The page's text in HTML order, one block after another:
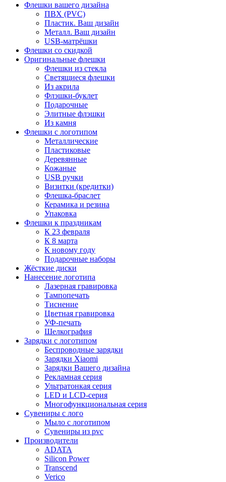
Флешки вашего дизайна
ПВХ (PVC)
Пластик. Ваш дизайн
Металл. Ваш дизайн
USB-матрёшки
Флешки со скидкой
Оригинальные флешки
Флешки из стекла
Светящиеся флешки
Из акрила
Флэшки-буклет
Подарочные
Элитные флэшки
Из камня
Флешки с логотипом
Металлические
Пластиковые
Деревянные
Кожаные
USB ручки
Визитки (кредитки)
Флешка-браслет
Керамика и резина
Упаковка
Флешки к праздникам
К 23 февраля
К 8 марта
К новому году
Подарочные наборы
Жёсткие диски
Нанесение логотипа
Лазерная гравировка
Тампопечать
Тиснение
Цветная гравировка
УФ-печать
Шелкография
Зарядки с логотипом
Беспроводные зарядки
Зарядки Xiaomi
Зарядки Вашего дизайна
Рекламная серия
Ультратонкая серия
LED и LCD-серия
Многофункциональная серия
Сувениры с лого
Мыло с логотипом
Сувениры из pvc
Производители
ADATA
Silicon Power
Transcend
Verico